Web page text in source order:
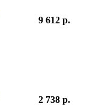
9 612 р.
2 738 р.